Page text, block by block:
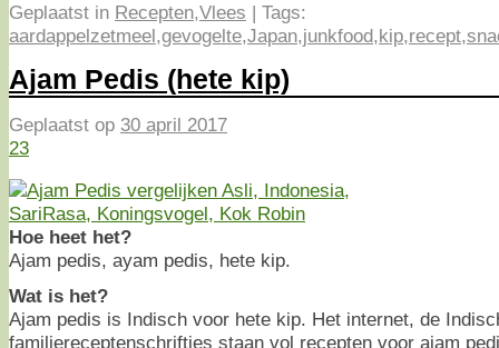
Geplaatst in Recepten,Vlees | Tags:
aardappelzetmeel,gevogelte,Japan,junkfood,kip,recept,
Ajam Pedis (hete kip)
Geplaatst op 30 april 2017
23
Hoe heet het?
Ajam pedis, ayam pedis, hete kip.
Wat is het?
Ajam pedis is Indisch voor hete kip. Het internet, de
familiereceptenschriftjes staan vol recepten voor ajam